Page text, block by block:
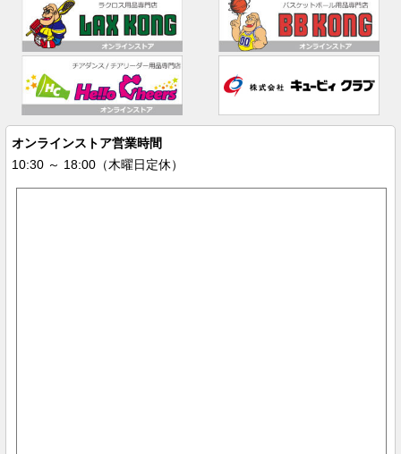
オンラインストア営業時間
10:30 ～ 18:00（木曜日定休）